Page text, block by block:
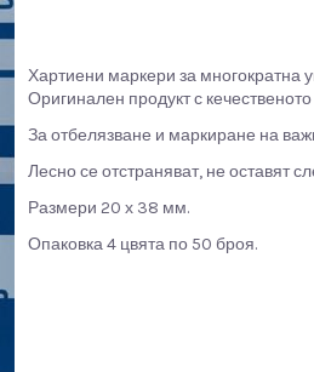
Хартиени маркери за многократна
Оригинален продукт с
За отбелязване и маркиране на
Лесно се отстраняват, не оставят
Размери 20 х 38 мм.
Опаковка 4 цвята по 50 броя.